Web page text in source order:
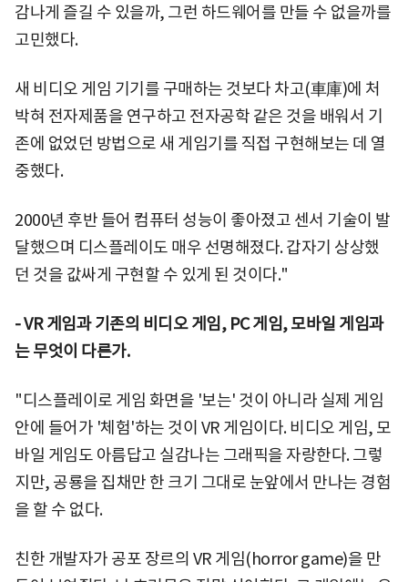
감나게 즐길 수 있을까, 그런 하드웨어를 만들 수 없을까를
고민했다.
새 비디오 게임 기기를 구매하는 것보다 차고(車庫)에 처
박혀 전자제품을 연구하고 전자공학 같은 것을 배워서 기
존에 없었던 방법으로 새 게임기를 직접 구현해보는 데 열
중했다.
2000년 후반 들어 컴퓨터 성능이 좋아졌고 센서 기술이 발
달했으며 디스플레이도 매우 선명해졌다. 갑자기 상상했
던 것을 값싸게 구현할 수 있게 된 것이다."
- VR 게임과 기존의 비디오 게임, PC 게임, 모바일 게임과
는 무엇이 다른가.
"디스플레이로 게임 화면을 '보는' 것이 아니라 실제 게임
안에 들어가 '체험'하는 것이 VR 게임이다. 비디오 게임, 모
바일 게임도 아름답고 실감나는 그래픽을 자랑한다. 그렇
지만, 공룡을 집채만 한 크기 그대로 눈앞에서 만나는 경험
을 할 수 없다.
친한 개발자가 공포 장르의 VR 게임(horror game)을 만